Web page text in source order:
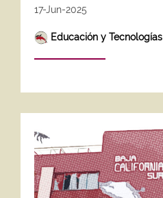
17-Jun-2025
Educación y Tecnologías